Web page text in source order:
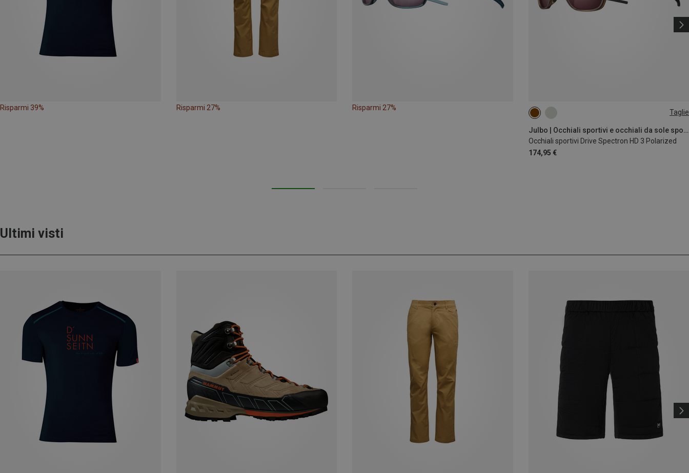
Risparmi 39% Risparmi 27% Risparmi 27%
Taglie
Julbo | Occhiali sportivi e occhiali da sole sportivi
Occhiali sportivi Drive Spectron HD 3 Polarized
174,95 €
L
Ultimi visti